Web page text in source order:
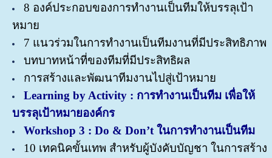
8 องค์ประกอบของการทำงานเป็นทีมให้บรรลุเป้า
หมาย
7 แนวร่วมในการทำงานเป็นทีมงานที่มีประสิทธิภาพ
บทบาทหน้าที่ของทีมที่มีประสิทธิผล
การสร้างและพัฒนาทีมงานไปสู่เป้าหมาย
Learning by Activity : การทำงานเป็นทีม เพื่อให้
บรรลุเป้าหมายองค์กร
Workshop 3 : Do & Don’t ในการทำงานเป็นทีม
10 เทคนิคขั้นเทพ สำหรับผู้บังคับบัญชา ในการสร้าง